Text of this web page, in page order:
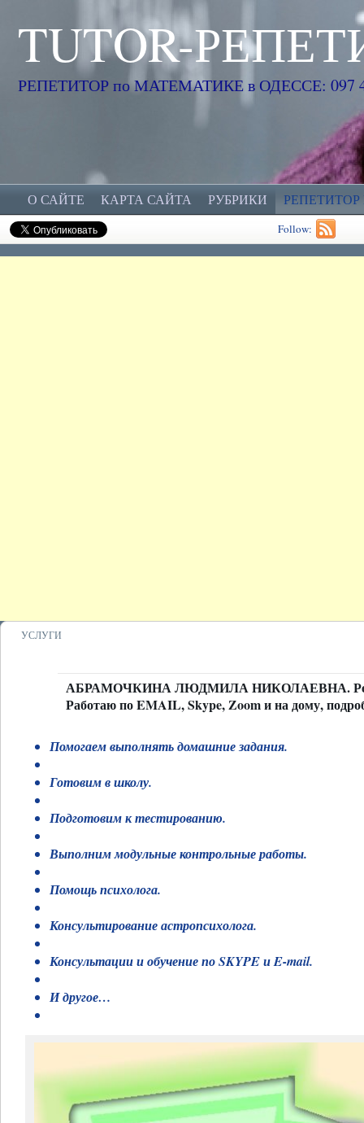
TUTOR-
РЕПЕТИТОР по МАТЕМАТИКЕ в ОДЕССЕ: 097
О САЙТЕ КАРТА САЙТА РУБРИКИ
Follow:
УСЛУГИ
АБРАМОЧКИНА ЛЮДМИЛА НИКОЛАЕВНА.
Работаю по EMAIL, Skype, Zoom и на дому,
Помогаем выполнять домашние задания.
Готовим в школу.
Подготовим к тестированию.
Выполним модульные контрольные работы.
Помощь психолога.
Консультирование астропсихолога.
Консультации и обучение по SKYPE и E-mail.
И другое…